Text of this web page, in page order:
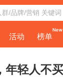
活动 榜单
New
年轻人不